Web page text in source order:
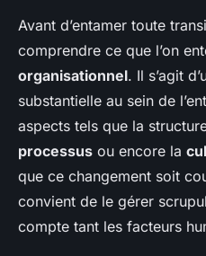
Avant d’entamer toute
comprendre ce que l’on
organisationnel. Il s’agit
substantielle au sein de
aspects tels que la
processus ou encore la
que ce changement soit
convient de le gérer
compte tant les facteurs